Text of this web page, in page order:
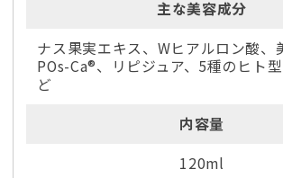
主な美容成分
ナス果実エキス、Wヒアルロン酸、
POs-Ca®、リピジュア、5種のヒト
ど
内容量
120ml